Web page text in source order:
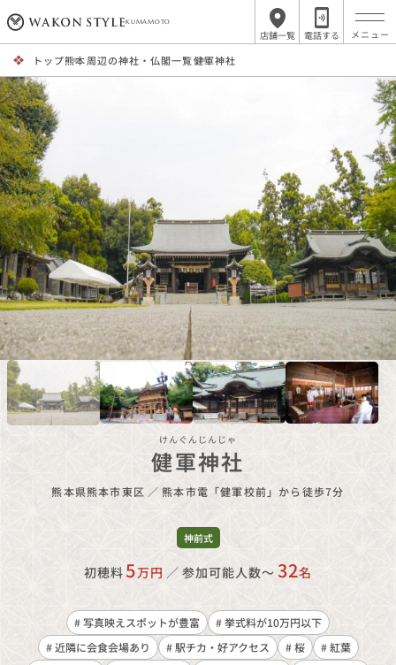
KUMAMOTO
店舗一覧 電話する
トップ熊本周辺の神社・仏閣一覧健軍神社
けんぐんじんじゃ
健軍神社
熊本県熊本市東区 ／ 熊本市電「健軍校前」から徒歩7分
神前式
初穂料5万円 ／ 参加可能人数〜 32名
# 写真映えスポットが豊富
# 挙式料が10万円以下
# 近隣に会食会場あり
# 駅チカ・好アクセス # 桜
# 紅葉